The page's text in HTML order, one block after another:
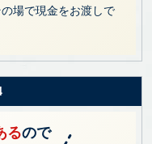
場で現金をお渡しで
るので